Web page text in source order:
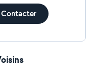
Contacter